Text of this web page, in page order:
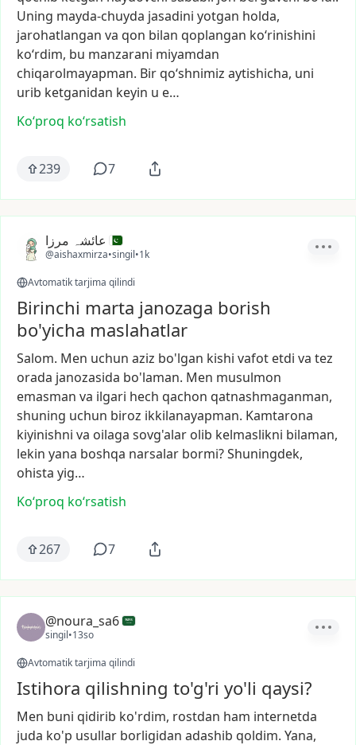
Uning mayda-chuyda jasadini yotgan holda,
jarohatlangan va qon bilan qoplangan ko‘rinishini
ko‘rdim, bu manzarani miyamdan
chiqarolmayapman. Bir qo‘shnimiz aytishicha, uni
urib ketganidan keyin u e…
Ko‘proq koʻrsatish
239 7
عائشہ مرزا
@aishaxmirza•singil•1k
Avtomatik tarjima qilindi
Birinchi marta janozaga borish
bo'yicha maslahatlar
Salom. Men uchun aziz bo'lgan kishi vafot etdi va tez
orada janozasida bo'laman. Men musulmon
emasman va ilgari hech qachon qatnashmaganman,
shuning uchun biroz ikkilanayapman. Kamtarona
kiyinishni va oilaga sovg'alar olib kelmaslikni bilaman,
lekin yana boshqa narsalar bormi?Shuningdek,
ohista yig…
Ko‘proq koʻrsatish
267 7
@noura_sa6
singil•13so
Avtomatik tarjima qilindi
Istihora qilishning to'g'ri yo'li qaysi?
Men buni qidirib ko'rdim, rostdan ham internetda
juda ko'p usullar borligidan adashib qoldim. Yana,